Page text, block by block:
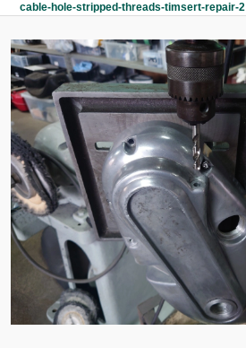
ツ
へ
移
動
へ
移
動
cable-hole-stripped-threads-timsert-repair-2